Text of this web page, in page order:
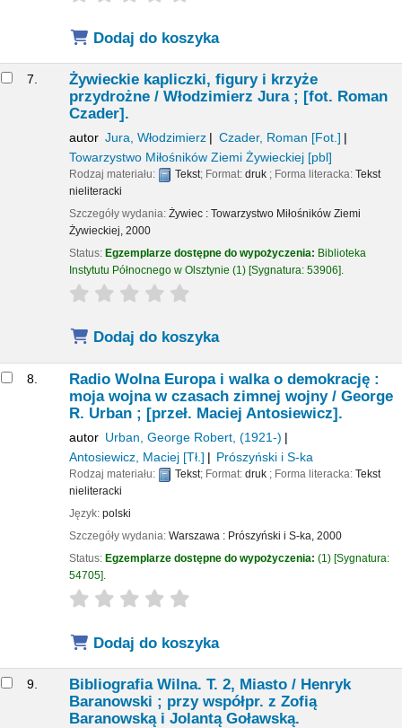
Dodaj do koszyka
7.
Żywieckie kapliczki, figury i krzyże
przydrożne / Włodzimierz Jura ; [fot. Roman
Czader].
autor Jura, Włodzimierz Czader, Roman [Fot.]
Towarzystwo Miłośników Ziemi Żywieckiej[pbl]
Rodzaj materiału: Tekst; Format: druk ; Forma literacka: Tekst
nieliteracki
Szczegóły wydania: Żywiec : Towarzystwo Miłośników Ziemi
Żywieckiej, 2000
Status: Egzemplarze dostępne do wypożyczenia: Biblioteka
Instytutu Północnego w Olsztynie (1) Sygnatura: 53906 .
star rating
Dodaj do koszyka
8.
Radio Wolna Europa i walka o demokrację :
moja wojna w czasach zimnej wojny / George
R. Urban ; [przeł. Maciej Antosiewicz].
autor Urban, George Robert, (1921-)
Antosiewicz, Maciej[Tł.] Prószyński i S-ka
Rodzaj materiału: Tekst; Format: druk ; Forma literacka: Tekst
nieliteracki
Język: polski
Szczegóły wydania: Warszawa : Prószyński i S-ka, 2000
Status: Egzemplarze dostępne do wypożyczenia: (1) Sygnatura:
54705 .
star rating
Dodaj do koszyka
9. Bibliografia Wilna. T. 2, Miasto / Henryk
Baranowski ; przy współpr. z Zofią
Baranowską i Jolantą Goławską.